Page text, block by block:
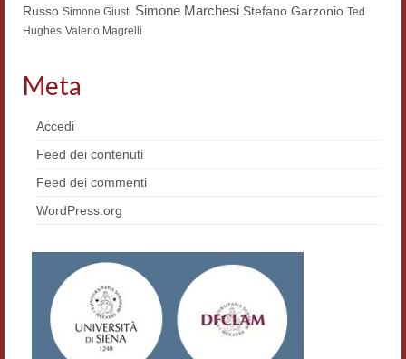
Progetti
News
Digital Humanities
Russo Simone Giusti Simone Marchesi Stefano Garzonio Ted
Hughes Valerio Magrelli
Meta
Accedi
Feed dei contenuti
Feed dei commenti
WordPress.org